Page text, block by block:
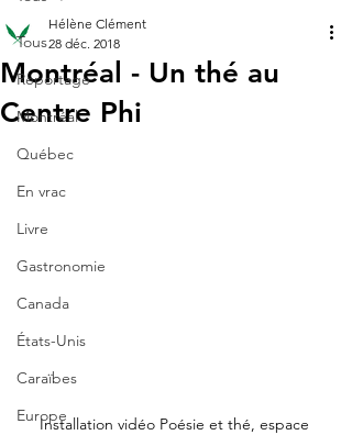
Tous
Reportage
Montréal
Québec
En vrac
Livre
Gastronomie
Canada
États-Unis
Caraïbes
Europe
Montréal - Un thé au
Centre Phi
Hélène Clément
28 déc. 2018
Installation vidéo Poésie et thé, espace